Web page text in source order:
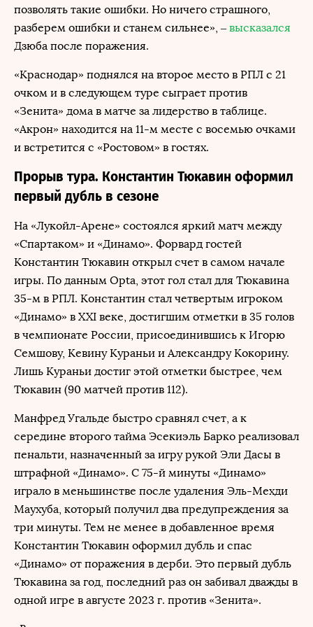
позволять такие ошибки. Но ничего страшного,
разберем ошибки и станем сильнее», – высказался
Дзюба после поражения.
«Краснодар» поднялся на второе место в РПЛ с 21
очком и в следующем туре сыграет против
«Зенита» дома в матче за лидерство в таблице.
«Акрон» находится на 11-м месте с восемью очками
и встретится с «Ростовом» в гостях.
Прорыв тура. Константин Тюкавин оформил
первый дубль в сезоне
На «Лукойл-Арене» состоялся яркий матч между
«Спартаком» и «Динамо». Форвард гостей
Константин Тюкавин открыл счет в самом начале
игры. По данным Opta, этот гол стал для Тюкавина
35-м в РПЛ. Константин стал четвертым игроком
«Динамо» в XXI веке, достигшим отметки в 35 голов
в чемпионате России, присоединившись к Игорю
Семшову, Кевину Кураньи и Александру Кокорину.
Лишь Кураньи достиг этой отметки быстрее, чем
Тюкавин (90 матчей против 112).
Манфред Угальде быстро сравнял счет, а к
середине второго тайма Эсекиэль Барко реализовал
пенальти, назначенный за игру рукой Эли Дасы в
штрафной «Динамо». С 75-й минуты «Динамо»
играло в меньшинстве после удаления Эль-Мехди
Маухуба, который получил два предупреждения за
три минуты. Тем не менее в добавленное время
Константин Тюкавин оформил дубль и спас
«Динамо» от поражения в дерби. Это первый дубль
Тюкавина за год, последний раз он забивал дважды в
одной игре в августе 2023 г. против «Зенита».